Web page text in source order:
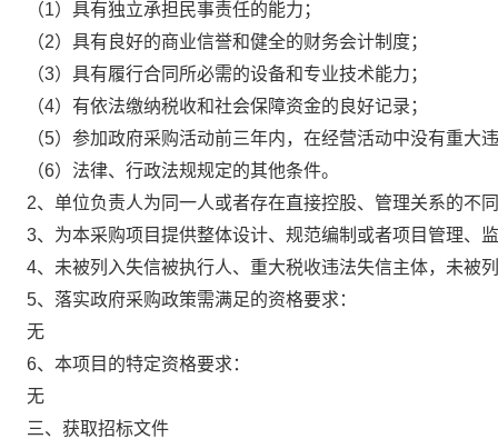
（1）具有独立承担民事责任的能力；
（2）具有良好的商业信誉和健全的财务会计制度；
（3）具有履行合同所必需的设备和专业技术能力；
（4）有依法缴纳税收和社会保障资金的良好记录；
（5）参加政府采购活动前三年内，在经营活动中没有重大
（6）法律、行政法规规定的其他条件。
2、单位负责人为同一人或者存在直接控股、管理关系的不
3、为本采购项目提供整体设计、规范编制或者项目管理、
4、未被列入失信被执行人、重大税收违法失信主体，未被
5、落实政府采购政策需满足的资格要求：
无
6、本项目的特定资格要求：
无
三、获取招标文件